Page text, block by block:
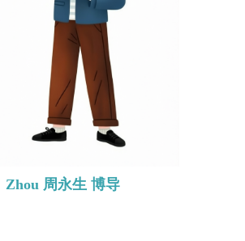
Zhou 周永生 博导